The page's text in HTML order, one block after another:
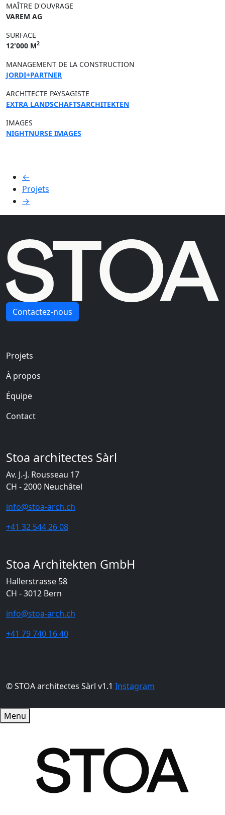
MAÎTRE D'OUVRAGE
VAREM AG
SURFACE
12'000 M2
MANAGEMENT DE LA CONSTRUCTION
JORDI+PARTNER
ARCHITECTE PAYSAGISTE
EXTRA LANDSCHAFTSARCHITEKTEN
IMAGES
NIGHTNURSE IMAGES
←
Projets
→
Contactez-nous
Navigation principale
Projets
À propos
Équipe
Contact
Stoa architectes Sàrl
Av. J.-J. Rousseau 17
CH - 2000 Neuchâtel
info@stoa-arch.ch
+41 32 544 26 08
Stoa Architekten GmbH
Hallerstrasse 58
CH - 3012 Bern
info@stoa-arch.ch
+41 79 740 16 40
© STOA architectes Sàrl v1.1 Instagram
Menu